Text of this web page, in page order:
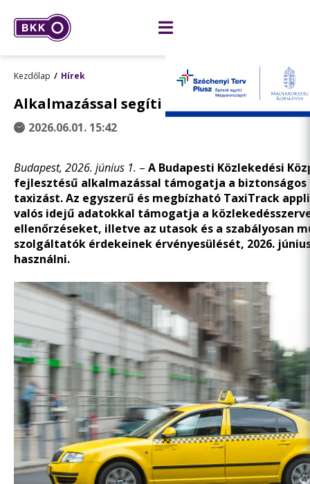
Kezdőlap Hírek
Alkalmazással segíti a BKK a
2026.06.01. 15:42
Budapest, 2026. június 1. – A Budapesti Közlekedési
fejlesztésű alkalmazással támogatja a biztonságos
taxizást. Az egyszerű és megbízható TaxiTrack
valós idejű adatokkal támogatja a
ellenőrzéseket, illetve az utasok és a szabályosan
szolgáltatók érdekeinek érvényesülését, 2026.
használni.